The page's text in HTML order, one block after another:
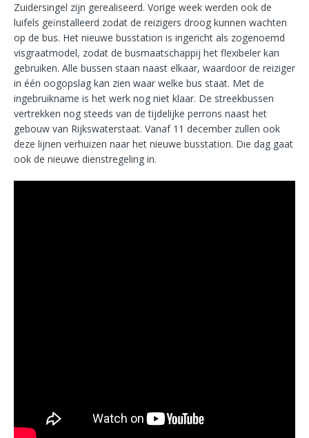
Zuidersingel zijn gerealiseerd. Vorige week werden ook de
luifels geïnstalleerd zodat de reizigers droog kunnen wachten
op de bus. Het nieuwe busstation is ingericht als zogenoemd
visgraatmodel, zodat de busmaatschappij het flexibeler kan
gebruiken. Alle bussen staan naast elkaar, waardoor de reiziger
in één oogopslag kan zien waar welke bus staat. Met de
ingebruikname is het werk nog niet klaar. De streekbussen
vertrekken nog steeds van de tijdelijke perrons naast het
gebouw van Rijkswaterstaat. Vanaf 11 december zullen ook
deze lijnen verhuizen naar het nieuwe busstation. Die dag gaat
ook de nieuwe dienstregeling in.